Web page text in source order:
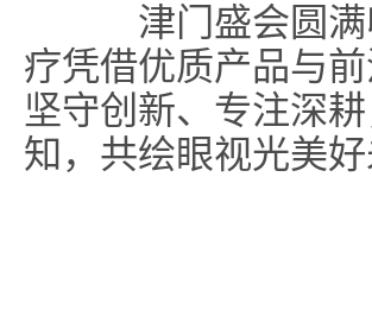
津门盛会圆满
疗凭借优质产品与
坚守创新、专注深
知，共绘眼视光美好